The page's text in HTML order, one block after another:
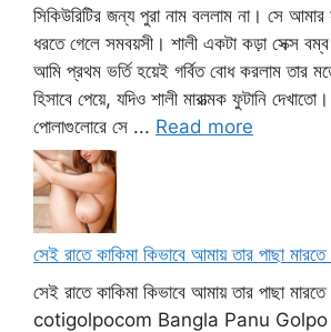
সিকিউরিটির জন্য পুরা নাম বললাম না। সে
ধরতে গেলে সমবয়সী। শালী একটা কড়া সেক্স
আমি প্রথম ভর্তি হয়েই গর্বিত বোধ করলাম তার
হিসাবে পেয়ে, যদিও শালী মারাত্মক ফুটানি
পোলাগুলোরে সে ... Read more
সেই রাতে কাকিমা কিভাবে আমায় তার পাছা মারতে
সেই রাতে কাকিমা কিভাবে আমায় তার পাছা মারতে
cotigolpocom Bangla Panu Golpo